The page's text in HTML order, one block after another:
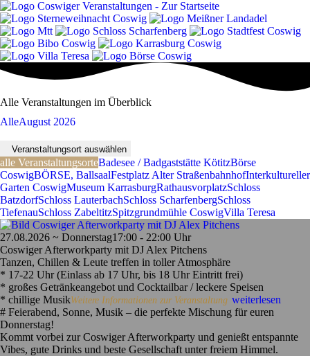
Alle Veranstaltungen im Überblick
AlleAugust 2026
Veranstaltungsort auswählen
alle VeranstaltungsorteBadesee / Badgaststätte KötitzBörse
CoswigBÖRSE, BallsaalFestplatz Alter StraßenbahnhofInterkultureller
Garten CoswigMuseum KarrasburgRathausvorplatzSchloss
BatzdorfSchloss LauterbachSchloss ScharfenbergSchloss
TiefenauSchloss ZabeltitzSpitzgrundmühle CoswigVilla Teresa
27.08.2026 ~ Donnerstag17:00 - 22:00 Uhr
Coswiger Afterworkparty mit DJ Alex Pitchens
Tanzen, Chillen & Leute treffen in toller Atmosphäre
* 17-22 Uhr (Einlass ab 17 Uhr, bis 18 Uhr Eintritt frei)
* großes Getränkeangebot und Cocktailbar / leckere Speisen
* chillige MusikWeitere Informationen zur Veranstaltung weiterlesen
# Feierabend, Sonne, Musik – die perfekte Mischung für euren
Donnerstag!
Kommt vorbei zur Coswiger Afterworkparty und genießt entspannte
Vibes, gute Drinks und beste Gesellschaft unter freiem Himmel.